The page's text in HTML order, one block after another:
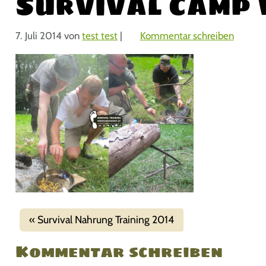
7. Juli 2014 vontest test | Kommentar schreiben
Survival Nahrung Training 2014
Kommentar schreiben